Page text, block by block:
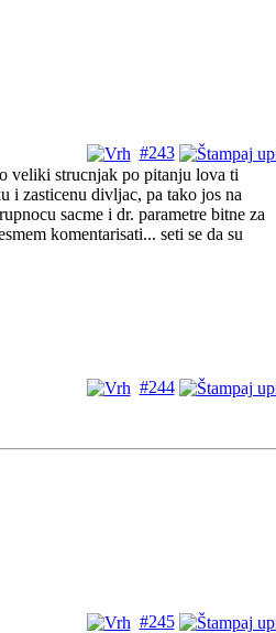
#243
veliki strucnjak po pitanju lova ti
i zasticenu divljac, pa tako jos na
sacme i dr. parametre bitne za
komentarisati... seti se da su
#244
#245